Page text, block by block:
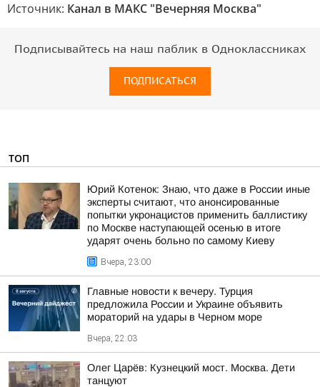
Источник: Канал в МАКС "Вечерняя Москва"
Подписывайтесь на наш паблик в Одноклассниках
ПОДПИСАТЬСЯ
ТОП
Юрий Котенок: Знаю, что даже в России иные
эксперты считают, что анонсированные
попытки укронацистов применить баллистику
по Москве наступающей осенью в итоге
ударят очень больно по самому Киеву
Вчера, 23:00
Главные новости к вечеру. Турция
предложила России и Украине объявить
мораторий на удары в Черном море
Вчера, 22:03
Олег Царёв: Кузнецкий мост. Москва. Дети
танцуют